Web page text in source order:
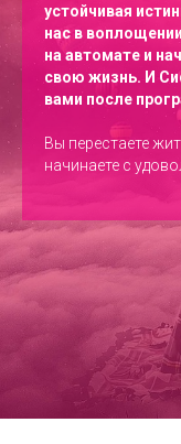
устойчивая
нас в
на автомате и
свою жизнь. И
вами после
Вы перестаете
начинаете с